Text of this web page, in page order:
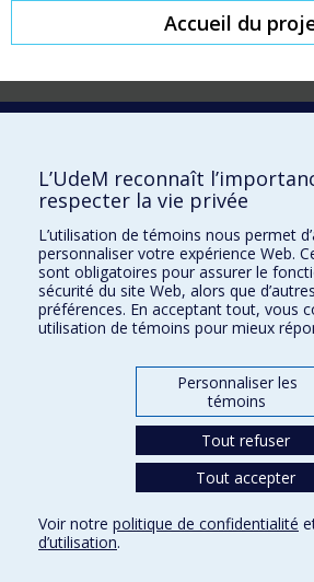
Accueil du
Laboratoire d'innovation
Vice-rectorat aux affaires étudiantes et aux
Inven_T
Consortium Santé Numérique
Place aux Premiers Peuples
Conditions d’utilisation
L’UdeM reconnaît
respecter la vie privée
L’utilisation de témoins nous permet
personnaliser votre expérience Web.
sont obligatoires pour assurer le
sécurité du site Web, alors que
préférences. En acceptant tout, vous
utilisation de témoins pour mieux
Personnaliser les
témoins
Tout refuser
Tout accepter
Voir notre politique de confidentialité
d’utilisation.